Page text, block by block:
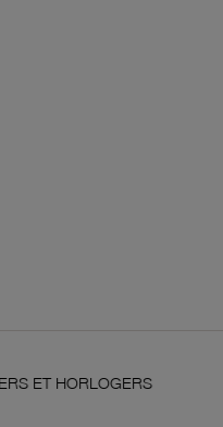
SATISFAIT